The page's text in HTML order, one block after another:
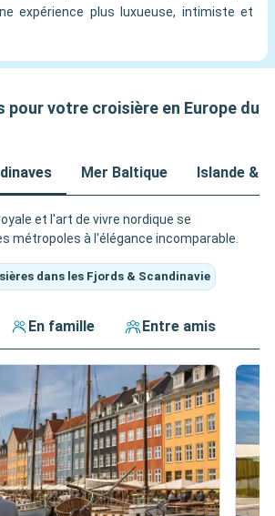
expérience plus luxueuse, intimiste et
pour votre croisière en Europe du
Mer Baltique Islande &
et l'art de vivre nordique se
métropoles à l'élégance incomparable.
dans les Fjords & Scandinavie
En famille Entre amis